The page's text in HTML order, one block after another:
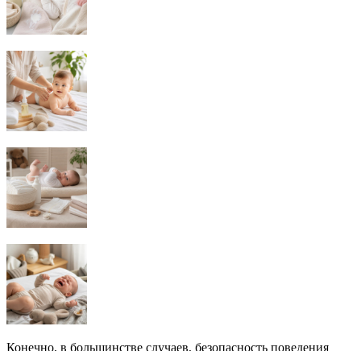
Конечно, в большинстве случаев, безопасность поведения